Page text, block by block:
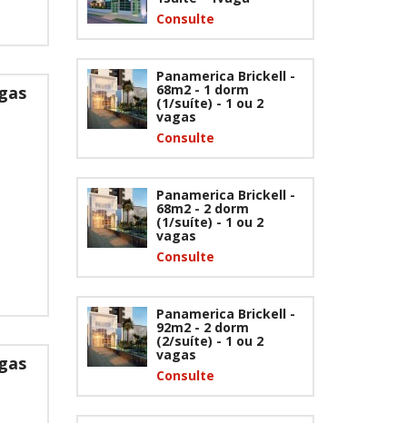
Consulte
Panamerica Brickell -
68m2 - 1 dorm
(1/suíte) - 1 ou 2
vagas
Consulte
Panamerica Brickell -
68m2 - 2 dorm
(1/suíte) - 1 ou 2
vagas
Consulte
Panamerica Brickell -
92m2 - 2 dorm
(2/suíte) - 1 ou 2
vagas
Consulte